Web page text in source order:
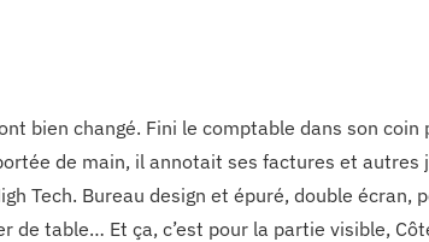
bien changé. Fini le comptable dans son
de main, il annotait ses factures et
Tech. Bureau design et épuré, double
de table… Et ça, c’est pour la partie visible,